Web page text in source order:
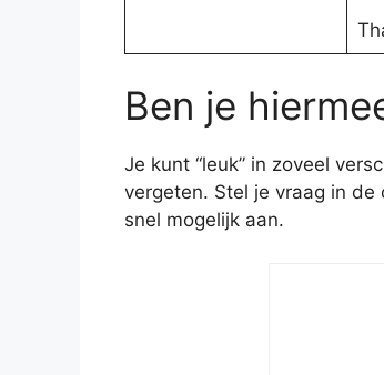
Ben je
Je kunt “leuk” in zoveel
vergeten. Stel je vraag in de
snel mogelijk aan.